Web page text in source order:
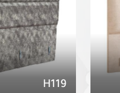
H119